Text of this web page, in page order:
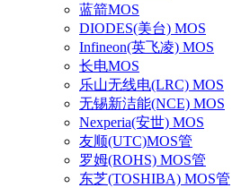
蓝箭MOS
DIODES(美台) MOS
Infineon(英飞凌) MOS
长电MOS
乐山无线电(LRC) MOS
无锡新洁能(NCE) MOS
Nexperia(安世) MOS
友顺(UTC)MOS管
罗姆(ROHS) MOS管
东芝(TOSHIBA) MOS管